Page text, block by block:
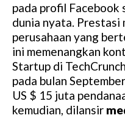
pada profil Facebook
dunia nyata. Prestasi
perusahaan yang
ini memenangkan
Startup di
pada bulan
US $ 15 juta
kemudian, dilansir